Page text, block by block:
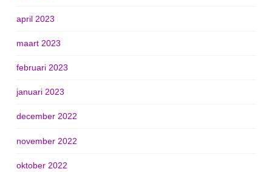
april 2023
maart 2023
februari 2023
januari 2023
december 2022
november 2022
oktober 2022